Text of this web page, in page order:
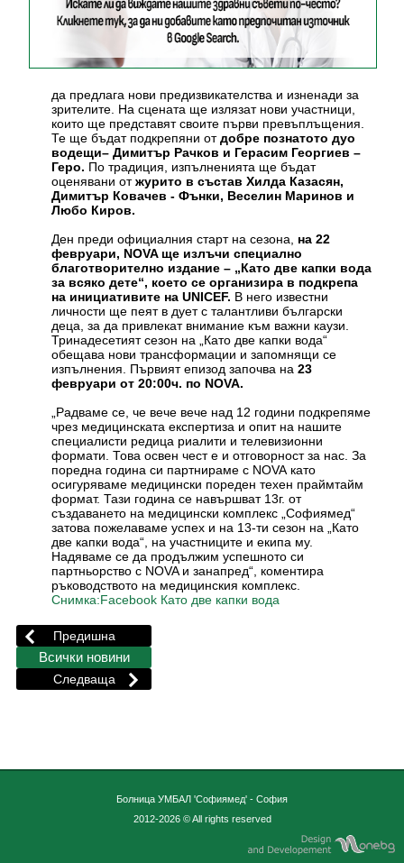
да предлага нови предизвикателства и изненади за
зрителите. На сцената ще излязат нови участници,
които ще представят своите първи превъплъщения.
Те ще бъдат подкрепяни от добре познатото дуо
водещи– Димитър Рачков и Герасим Георгиев –
Геро. По традиция, изпълненията ще бъдат
оценявани отжурито в състав Хилда Казасян,
Димитър Ковачев - Фънки, Веселин Маринов и
Любо Киров.
Ден преди официалния старт на сезона,
на 22
февруари, NOVA ще излъчи специално
благотворително издание – „Като две капки вода
за всяко дете“, което се организира в подкрепа
на инициативите на UNICEF. В него известни
личности ще пеят в дует с талантливи български
деца, за да привлекат внимание към важни каузи.
Тринадесетият сезон на „Като две капки вода“
обещава нови трансформации и запомнящи се
изпълнения. Първият епизод започва на23
февруари от 20:00ч. по NOVA.
„Радваме се, че вече вече над 12 години подкрепяме
чрез медицинската експертиза и опит на нашите
специалисти редица риалити и телевизионни
формати. Това освен чест е и отговорност за нас. За
поредна година си партнираме с NOVA като
осигуряваме медицински пореден техен праймтайм
формат. Тази година се навършват 13г. от
създаването на медицински комплекс „Софиямед“
затова пожелаваме успех и на 13-ти сезон на „Като
две капки вода“, на участниците и екипа му.
Надяваме се да продължим успешното си
партньорство с NOVA и занапред“, коментира
ръководството на медицинския комплекс.
Снимка:Facebook Като две капки вода
Болница УМБАЛ 'Софиямед' - София
2012-2026 © All rights reserved